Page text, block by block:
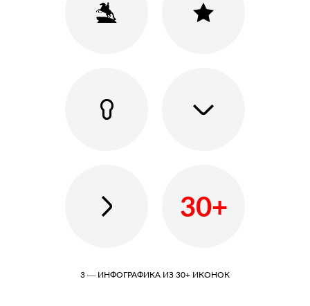
30+
3 — ИНФОГРАФИКА ИЗ 30+ ИКОНОК